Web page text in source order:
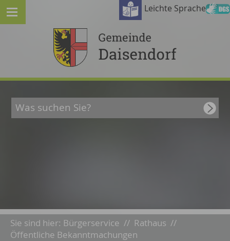
Leichte Sprache
Sie sind hier: Bürgerservice // Rathaus //
Öffentliche Bekanntmachungen